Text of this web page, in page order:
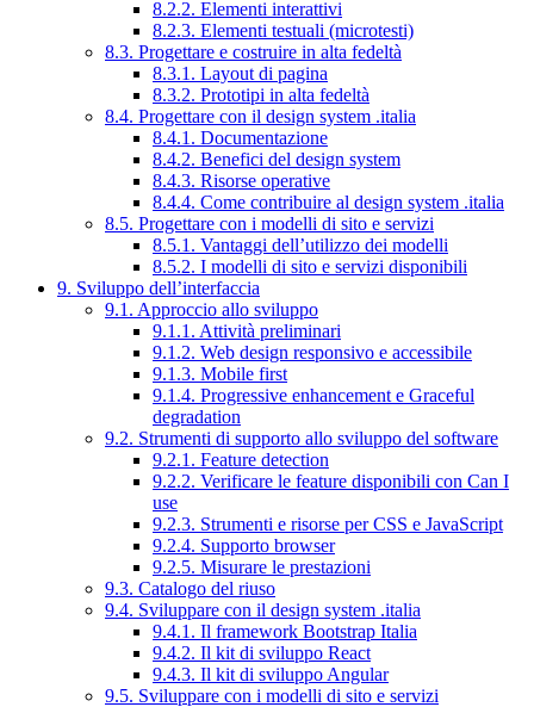
8.2.2. Elementi interattivi
8.2.3. Elementi testuali (microtesti)
8.3. Progettare e costruire in alta fedeltà
8.3.1. Layout di pagina
8.3.2. Prototipi in alta fedeltà
8.4. Progettare con il design system .italia
8.4.1. Documentazione
8.4.2. Benefici del design system
8.4.3. Risorse operative
8.4.4. Come contribuire al design system .italia
8.5. Progettare con i modelli di sito e servizi
8.5.1. Vantaggi dell’utilizzo dei modelli
8.5.2. I modelli di sito e servizi disponibili
9. Sviluppo dell’interfaccia
9.1. Approccio allo sviluppo
9.1.1. Attività preliminari
9.1.2. Web design responsivo e accessibile
9.1.3. Mobile first
9.1.4. Progressive enhancement e Graceful
degradation
9.2. Strumenti di supporto allo sviluppo del software
9.2.1. Feature detection
9.2.2. Verificare le feature disponibili con Can I
use
9.2.3. Strumenti e risorse per CSS e JavaScript
9.2.4. Supporto browser
9.2.5. Misurare le prestazioni
9.3. Catalogo del riuso
9.4. Sviluppare con il design system .italia
9.4.1. Il framework Bootstrap Italia
9.4.2. Il kit di sviluppo React
9.4.3. Il kit di sviluppo Angular
9.5. Sviluppare con i modelli di sito e servizi